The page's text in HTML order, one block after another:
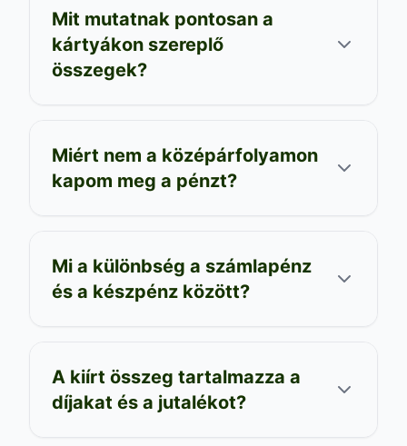
Mit mutatnak pontosan a
kártyákon szereplő
összegek?
Miért nem a középárfolyamon
kapom meg a pénzt?
Mi a különbség a számlapénz
és a készpénz között?
A kiírt összeg tartalmazza a
díjakat és a jutalékot?